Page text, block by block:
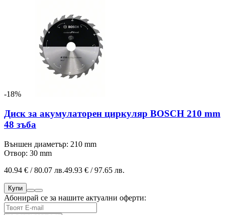
-18%
Диск за акумулаторен циркуляр BOSCH 210 mm
48 зъба
Външен диаметър: 210 mm
Отвор: 30 mm
40.94 € / 80.07 лв.49.93 € / 97.65 лв.
Купи
Абонирай се за нашите актуални оферти: